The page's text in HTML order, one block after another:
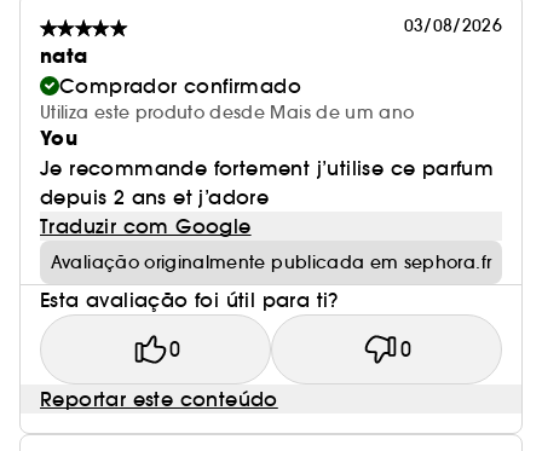
03/08/2026
nata
Comprador confirmado
Utiliza este produto desde Mais de um ano
You
Je recommande fortement j’utilise ce parfum
depuis 2 ans et j’adore
Traduzir com Google
Avaliação originalmente publicada em sephora.fr
Esta avaliação foi útil para ti?
0 0
Reportar este conteúdo